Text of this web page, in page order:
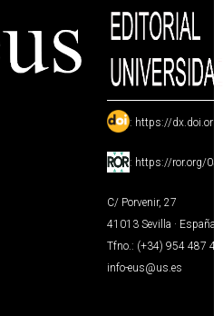
: https://
: https://ror.org/
C/ Porvenir, 27
41013 Sevilla · España
Tfno.: (+34) 954 487
info-eus@us.es